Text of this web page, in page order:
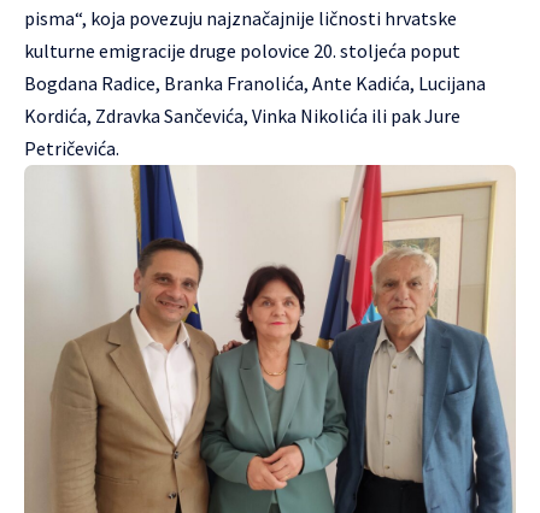
pisma“, koja povezuju najznačajnije ličnosti hrvatske
kulturne emigracije druge polovice 20. stoljeća poput
Bogdana Radice, Branka Franolića, Ante Kadića, Lucijana
Kordića, Zdravka Sančevića, Vinka Nikolića ili pak Jure
Petričevića.